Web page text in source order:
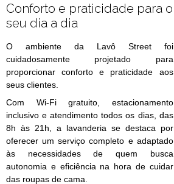
Conforto e praticidade para o
seu dia a dia
O ambiente da Lavô Street foi
cuidadosamente projetado para
proporcionar conforto e praticidade aos
seus clientes.
Com Wi-Fi gratuito, estacionamento
inclusivo e atendimento todos os dias, das
8h às 21h, a lavanderia se destaca por
oferecer um serviço completo e adaptado
às necessidades de quem busca
autonomia e eficiência na hora de cuidar
das roupas de cama.